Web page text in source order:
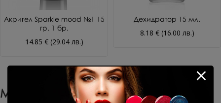
Акригел Sparkle mood №1 15
гр. 1 бр.
14.85 € (29.04 лв.)
Дехидратор 15 мл.
8.18 € (16.00 лв.)
Може Да Харесате Още